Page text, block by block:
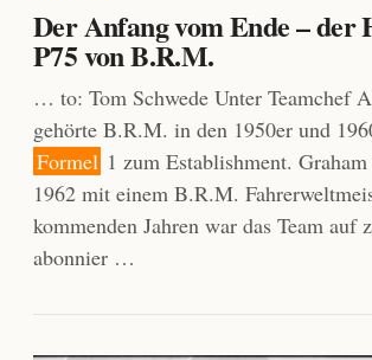
Der Anfang vom Ende – der
P75 von B.R.M.
… to: Tom Schwede Unter Teamchef
gehörte B.R.M. in den 1950er und
Formel 1 zum Establishment.
1962 mit einem B.R.M.
kommenden Jahren war das Team auf
abonnier …